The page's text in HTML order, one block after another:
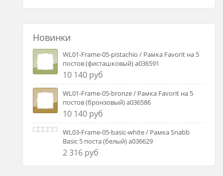
Новинки
WL01-Frame-05-pistachio / Рамка Favorit на 5
постов (фисташковый) a036591
10 140 руб
WL01-Frame-05-bronze / Рамка Favorit на 5
постов (бронзовый) a036586
10 140 руб
WL03-Frame-05-basic-white / Рамка Snabb
Basic 5 поста (белый) a036629
2 316 руб